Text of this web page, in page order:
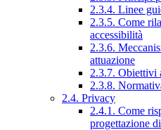
2.3.4. Linee
2.3.5. Come
accessibilità
2.3.6.
attuazione
2.3.7. Obiettivi
2.3.8.
2.4. Privacy
2.4.1. Come
progettazione